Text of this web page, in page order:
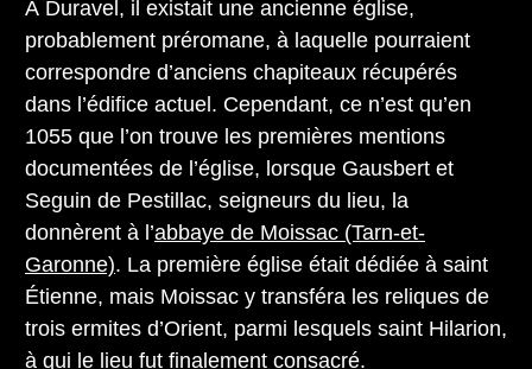
À Duravel, il existait une ancienne église,
probablement préromane, à laquelle pourraient
correspondre d’anciens chapiteaux récupérés
dans l’édifice actuel. Cependant, ce n’est qu’en
1055 que l’on trouve les premières mentions
documentées de l’église, lorsque Gausbert et
Seguin de Pestillac, seigneurs du lieu, la
donnèrent à l’abbaye de Moissac (Tarn-et-
Garonne). La première église était dédiée à saint
Étienne, mais Moissac y transféra les reliques de
trois ermites d’Orient, parmi lesquels saint Hilarion,
à qui le lieu fut finalement consacré.